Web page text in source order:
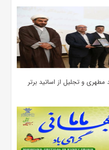
و تجلیل از اساتید برتر